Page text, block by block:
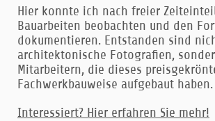
Hier konnte ich nach freier
Bauarbeiten beobachten und den
dokumentieren. Entstanden sind
architektonische Fotografien,
Mitarbeitern, die dieses
Fachwerkbauweise aufgebaut haben.
Interessiert? Hier erfahren Sie mehr!